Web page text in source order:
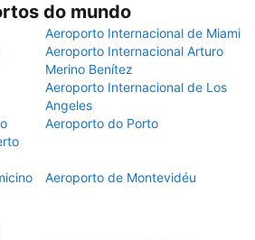
do mundo
Aeroporto Internacional de Miami
Aeroporto Internacional Arturo
Merino Benítez
Aeroporto Internacional de Los
Angeles
Aeroporto do Porto
Aeroporto de Montevidéu